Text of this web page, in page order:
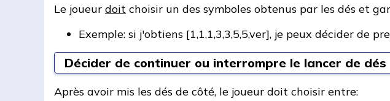
Le joueur doit choisir un des symboles obtenus par les dés et
Exemple: si j'obtiens [1,1,1,3,3,5,5,ver], je peux décider de
Décider de continuer ou interrompre le lancer de dés
Après avoir mis les dés de côté, le joueur doit choisir entre: